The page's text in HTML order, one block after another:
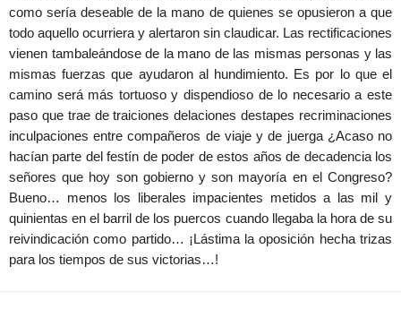
como sería deseable de la mano de quienes se opusieron a que
todo aquello ocurriera y alertaron sin claudicar. Las rectificaciones
vienen tambaleándose de la mano de las mismas personas y las
mismas fuerzas que ayudaron al hundimiento. Es por lo que el
camino será más tortuoso y dispendioso de lo necesario a este
paso que trae de traiciones delaciones destapes recriminaciones
inculpaciones entre compañeros de viaje y de juerga ¿Acaso no
hacían parte del festín de poder de estos años de decadencia los
señores que hoy son gobierno y son mayoría en el Congreso?
Bueno… menos los liberales impacientes metidos a las mil y
quinientas en el barril de los puercos cuando llegaba la hora de su
reivindicación como partido… ¡Lástima la oposición hecha trizas
para los tiempos de sus victorias…!